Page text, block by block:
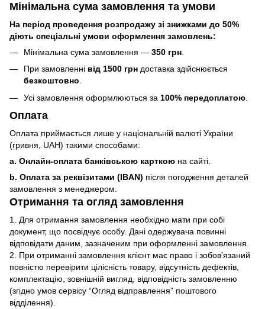
Мінімальна сума замовлення та умови
На період проведення розпродажу зі знижками до 50%
діють спеціальні умови оформлення замовлень:
Мінімальна сума замовлення — 350 грн
При замовленні від 1500 грн доставка здійснюється
безкоштовно.
Усі замовлення оформлюються за 100% передоплатою
Оплата
Оплата приймається лише у національній валюті України
(гривня, UAH) такими способами:
a. Онлайн-оплата банківською карткою на сайті.
b. Оплата за реквізитами (IBAN) після погодження деталей
замовлення з менеджером.
Отримання та огляд замовлення
1. Для отримання замовлення необхідно мати при собі
документ, що посвідчує особу. Дані одержувача повинні
відповідати даним, зазначеним при оформленні замовлення.
2. При отриманні замовлення клієнт має право і зобов’язаний
повністю перевірити цілісність товару, відсутність дефектів,
комплектацію, зовнішній вигляд, відповідність замовленню
(згідно умов сервісу “Огляд відправлення” поштового
відділення).